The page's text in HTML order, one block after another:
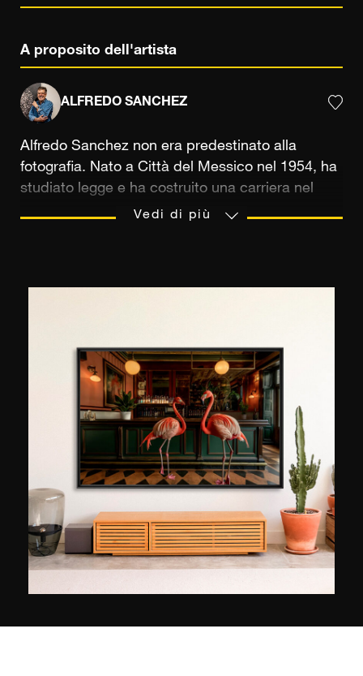
A proposito dell'artista
ALFREDO SANCHEZ
Alfredo Sanchez non era predestinato alla
fotografia. Nato a Città del Messico nel 1954, ha
studiato legge e ha costruito una carriera nel
settore privato. “Trascorrevo il mio tempo libero
Siamo all'inizio dell'era digitale, quindi Alfredo
Sanchez intraprende una formazione intensiva e
completa dedicata alla fotografia digitale.
Partecipa ai workshop di grandi fotografi - Luis
Caballo, Cuitlahuac Correa (Messico), Jorge
Salgado (Madrid), Antonio Leanza (Londra) e Flor
Acosta (Messico) - e frequenta seminari in tutto il
mondo. Oggi esposto in tutto il mondo e
premiato più volte dai suoi colleghi, Alfredo
Sanchez si dedica alla sua arte per offrirci una
visione straordinaria del mondo che ci circonda.
Vedi di più